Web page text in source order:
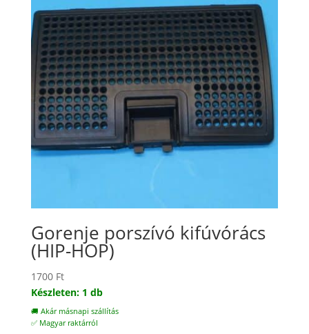
Gorenje porszívó kifúvórács
(HIP-HOP)
1700 Ft
Készleten: 1 db
🚚 Akár másnapi szállítás
✅ Magyar raktárról